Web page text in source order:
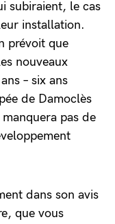
subiraient, le cas
installation.
prévoit que
nouveaux
– six ans
de Damoclès
pas de
dans son avis
que vous